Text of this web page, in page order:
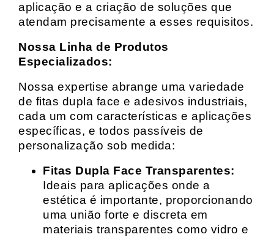
aplicação e a criação de soluções que
atendam precisamente a esses requisitos.
Nossa Linha de Produtos
Especializados:
Nossa expertise abrange uma variedade
de fitas dupla face e adesivos industriais,
cada um com características e aplicações
específicas, e todos passíveis de
personalização sob medida:
Fitas Dupla Face Transparentes:
Ideais para aplicações onde a
estética é importante, proporcionando
uma união forte e discreta em
materiais transparentes como vidro e